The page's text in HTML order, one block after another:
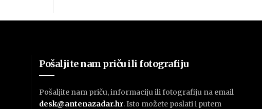
Pošaljite nam priču ili fotografiju
Pošaljite nam priču, informaciju ili fotografiju na email
desk@antenazadar.hr. Isto možete poslati i putem